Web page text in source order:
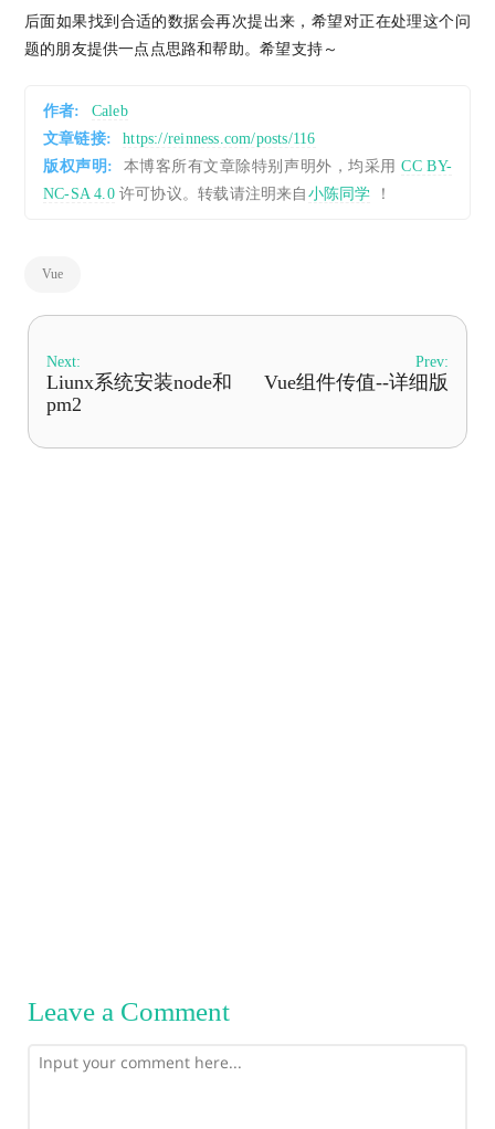
后面如果找到合适的数据会再次提出来，希望对正在处理这个问
题的朋友提供一点点思路和帮助。希望支持～
作者:
Caleb
文章链接:
https://reinness.com/posts/116
版权声明:
本博客所有文章除特别声明外，均采用CC BY-
NC-SA 4.0许可协议。转载请注明来自 小陈同学 ！
Vue
Next:
Liunx系统安装node和
pm2
Prev:
Vue组件传值--详细版
Leave a Comment